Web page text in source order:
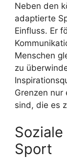
Neben den
adaptierte
Einfluss. Er
Menschen
zu
Grenzen nur
sind, die es
Sport